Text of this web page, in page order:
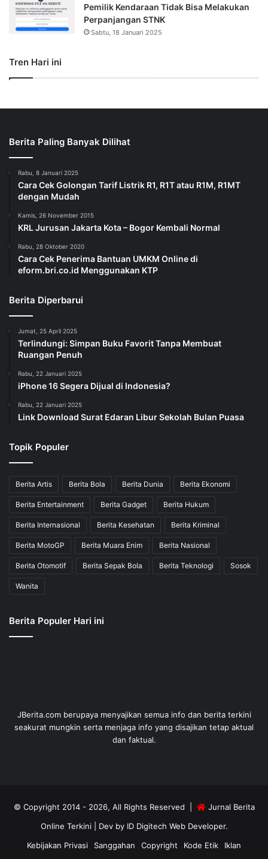
Pemilik Kendaraan Tidak Bisa Melakukan
Perpanjangan STNK
Sabtu, 18 Januari 2025
Tren Hari ini
Berita Paling Banyak Dilihat
Rabu, 8 Januari 2025
Cara Cek Golongan Tarif Listrik R1, R1T atau R1M, R1MT
dengan Mudah
Kamis, 26 November 2015
KRL Jurusan Jakarta Kota – Bogor Kembali Normal
Rabu, 28 Oktober 2020
Cara Cek Penerima Bantuan UMKM Online di
eform.bri.co.id Menggunakan KTP
Berita Diperbarui
Jumat, 25 April 2025
Terlindungi: Simpan Buku Favorit Tanpa Membuat
Ruangan Penuh
Rabu, 22 Januari 2025
iPhone 16 Segera Dijual di Indonesia?
Rabu, 22 Januari 2025
Link Download Surat Edaran Libur Sekolah Bulan Puasa
Topik Populer
Berita Artis Berita Bola Berita Dunia Berita Ekonomi
Berita Entertainment Berita Gadget Berita Hukum
Berita Internasional Berita Kesehatan Berita Kriminal
Berita MotoGP Berita Muara Enim Berita Nasional
Berita Otomotif Berita Sepak Bola Berita Teknologi Sosok
Wanita
Berita Populer Hari ini
JBerita.com berupaya menyajikan semua info dan berita terkini
seakurat mungkin serta menjaga info yang disajikan tetap aktual
dan faktual.
© Copyright 2014 - 2026, All Rights Reserved |
Jurnal Berita
Online Terkini| Dev by ID Digitech Web Developer.
Kebijakan Privasi
Sanggahan Copyright Kode Etik Iklan